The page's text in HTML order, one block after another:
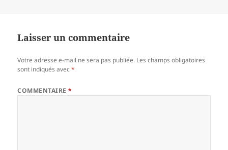
Laisser un commentaire
Votre adresse e-mail ne sera pas publiée. Les champs obligatoires
sont indiqués avec*
COMMENTAIRE*